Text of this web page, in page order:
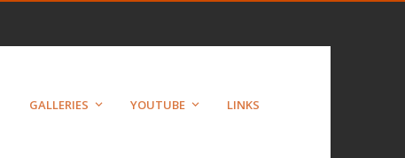
GALLERIES YOUTUBE LINKS